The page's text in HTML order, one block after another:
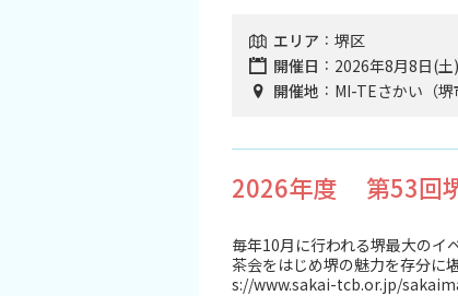
エリア
堺区
開催日
2026年8月8日(
開催地
MI-TEさかい（堺
2026年度 第53回
毎年10月に行われる堺最大のイ
茶会をはじめ堺の魅力を存分
s://www.sakai-tcb.or.jp/